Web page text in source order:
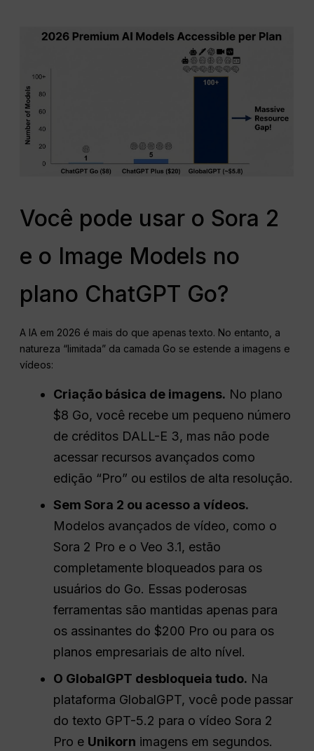
Você pode usar o Sora 2
e o Image Models no
plano ChatGPT Go?
A IA em 2026 é mais do que apenas texto. No entanto, a
natureza “limitada” da camada Go se estende a imagens e
vídeos:
Criação básica de imagens. No plano
$8 Go, você recebe um pequeno número
de créditos DALL-E 3, mas não pode
acessar recursos avançados como
edição “Pro” ou estilos de alta resolução.
Sem Sora 2 ou acesso a vídeos.
Modelos avançados de vídeo, como o
Sora 2 Pro e o Veo 3.1, estão
completamente bloqueados para os
usuários do Go. Essas poderosas
ferramentas são mantidas apenas para
os assinantes do $200 Pro ou para os
planos empresariais de alto nível.
O GlobalGPT desbloqueia tudo. Na
plataforma GlobalGPT, você pode passar
do texto GPT-5.2 para o vídeo Sora 2
Pro e Unikorn imagens em segundos.